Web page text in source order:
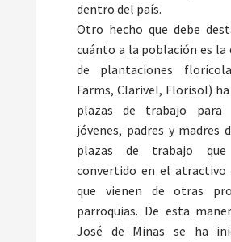
dentro del país.
Otro hecho que debe
cuánto a la población es la
de plantaciones
Farms, Clarivel, Florisol)
plazas de trabajo para
jóvenes, padres y madres
plazas de trabajo
convertido en el atractivo
que vienen de otras
parroquias. De esta
José de Minas se ha